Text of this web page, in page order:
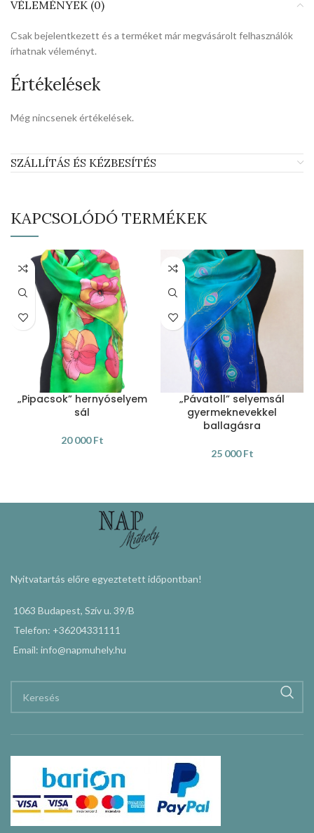
VÉLEMÉNYEK (0)
Értékelések
Még nincsenek értékelések.
Csak bejelentkezett és a terméket már megvásárolt felhasználók
írhatnak véleményt.
SZÁLLÍTÁS ÉS KÉZBESÍTÉS
KAPCSOLÓDÓ TERMÉKEK
„Pipacsok” hernyóselyem
sál
20 000Ft
„Pávatoll” selyemsál
gyermeknevekkel
ballagásra
25 000Ft
Nyitvatartás előre egyeztetett időpontban!
1063 Budapest, Szív u. 39/B
Telefon: +36204331111
Email: info@napmuhely.hu